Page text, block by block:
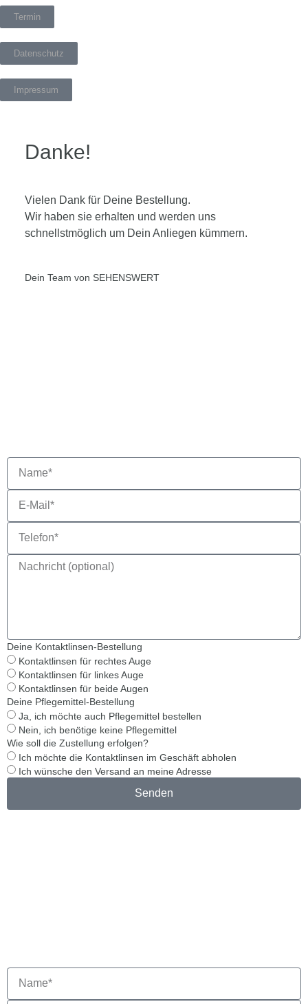
Termin
Datenschutz
Impressum
Danke!
Vielen Dank für Deine Bestellung.
Wir haben sie erhalten und werden uns
schnellstmöglich um Dein Anliegen kümmern.
Dein Team von SEHENSWERT
Deine Kontaktlinsen-Bestellung
Kontaktlinsen für rechtes Auge
Kontaktlinsen für linkes Auge
Kontaktlinsen für beide Augen
Deine Pflegemittel-Bestellung
Ja, ich möchte auch Pflegemittel bestellen
Nein, ich benötige keine Pflegemittel
Wie soll die Zustellung erfolgen?
Ich möchte die Kontaktlinsen im Geschäft abholen
Ich wünsche den Versand an meine Adresse
Senden